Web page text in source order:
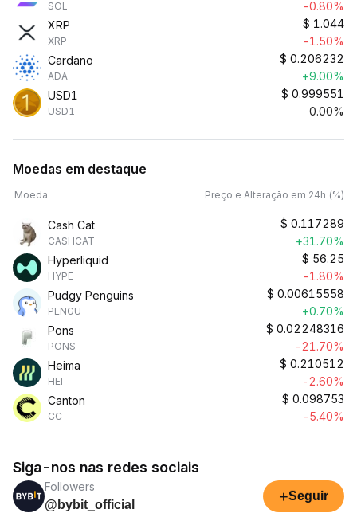
SOL
-0.80%
XRP
XRP
$ 1.044
-1.50%
Cardano
ADA
$ 0.206232
+9.00%
USD1
USD1
$ 0.999551
0.00%
Moedas em destaque
Moeda Preço e Alteração em 24h (%)
Cash Cat
CASHCAT
$ 0.117289
+31.70%
Hyperliquid
HYPE
$ 56.25
-1.80%
Pudgy Penguins
PENGU
$ 0.00615558
+0.70%
Pons
PONS
$ 0.02248316
-21.70%
Heima
HEI
$ 0.210512
-2.60%
Canton
CC
$ 0.098753
-5.40%
Siga-nos nas redes sociais
Followers
@bybit_official
+Seguir